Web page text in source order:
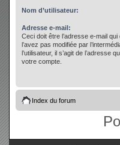
Nom d’utilisateur:
Adresse e-mail:
Ceci doit être l’adresse e-mail
l’avez pas modifiée par
l’utilisateur, il s’agit de l’adresse
votre compte.
Index du forum